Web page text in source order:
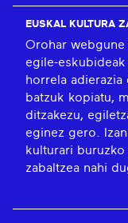
EUSKAL KULTURA
Orohar
egile-
horrela
batzuk kopiatu,
ditzakezu,
eginez gero.
kulturari
zabaltzea nahi